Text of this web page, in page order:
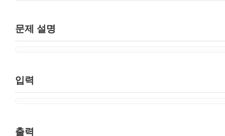
문제 설명
입력
출력